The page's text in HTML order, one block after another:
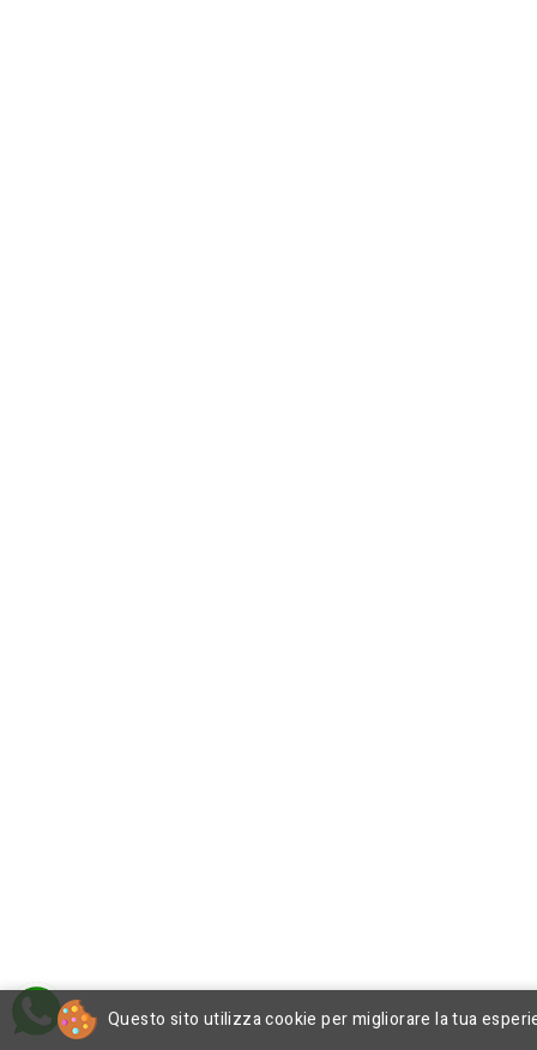
Questo sito utilizza cookie per migliorare la tua